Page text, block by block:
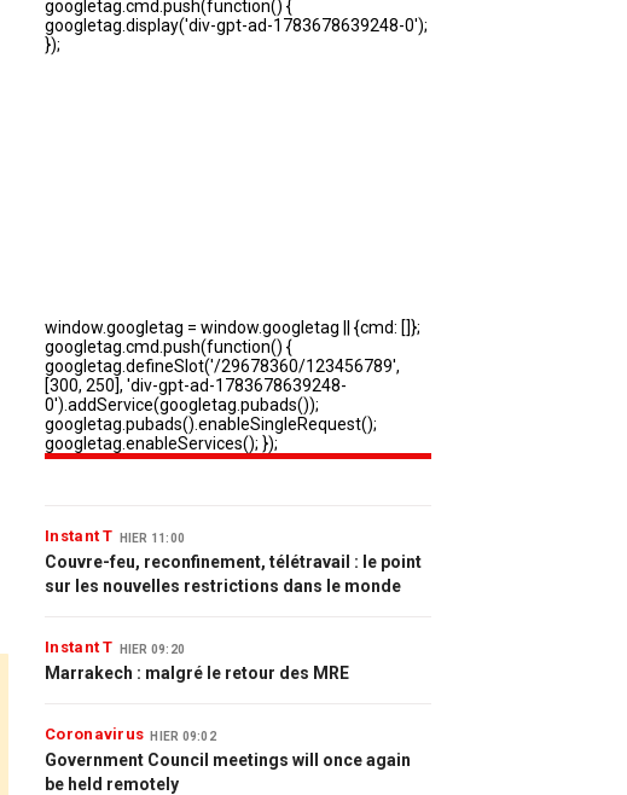
Instant T HIER 11:00
Couvre-feu, reconfinement, télétravail : le point
sur les nouvelles restrictions dans le monde
Instant T HIER 09:20
Marrakech : malgré le retour des MRE
Coronavirus HIER 09:02
Government Council meetings will once again
be held remotely